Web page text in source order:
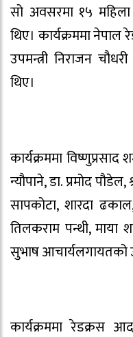
सो अवसरमा १५
थिए। कार्यक्रममा
उपमन्त्री निराजन
थिए।
कार्यक्रममा विष्णुप्रसाद
न्यौपाने, डा. प्रमोद
सापकोटा, शारदा
तिलकराम पन्थी, माया
सुभाष आचार्यलगायतको
कार्यक्रममा रेडक्रस